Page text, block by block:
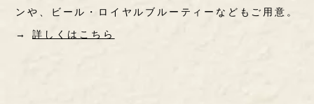
ンや、ビール・ロイヤルブルーティーなどもご用意。
→ 詳しくはこちら